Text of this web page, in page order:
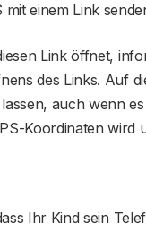
mit einem Link
Link öffnet,
des Links. Auf
auch wenn
Koordinaten wird
Ihr Kind sein